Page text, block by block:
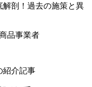
剖！過去の施策と異
品事業者
紹介記事